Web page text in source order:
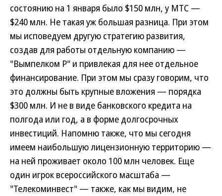
состоянию на 1 января было $150 млн, у МТС —
$240 млн. Не такая уж большая разница. При этом
мы исповедуем другую стратегию развития,
создав для работы отдельную компанию —
"Вымпелком Р" и привлекая для нее отдельное
финансирование. При этом мы сразу говорим, что
это должны быть крупные вложения — порядка
$300 млн. И не в виде банковского кредита на
полгода или год, а в форме долгосрочных
инвестиций. Напомню также, что мы сегодня
имеем наибольшую лицензионную территорию —
на ней проживает около 100 млн человек. Еще
один игрок всероссийского масштаба —
"Телекоминвест" — также, как мы видим, не